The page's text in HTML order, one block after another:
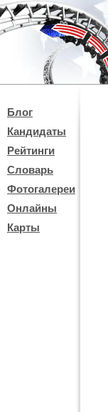
Блог
Кандидаты
Рейтинги
Словарь
Фотогалереи
Онлайны
Карты